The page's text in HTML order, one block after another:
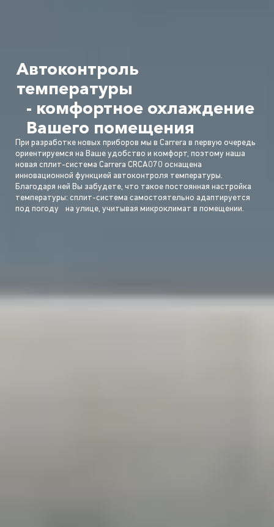
Автоконтроль
температуры
- комфортное охлаждение
Вашего помещения
При разработке новых приборов мы в Carrera в первую очередь
ориентируемся на Ваше удобство и комфорт, поэтому наша
новая сплит-система Carrera CRCA070 оснащена
инновационной функцией автоконтроля температуры.
Благодаря ней Вы забудете, что такое постоянная настройка
температуры: сплит-система самостоятельно адаптируется
под погоду на улице, учитывая микроклимат в помещении.